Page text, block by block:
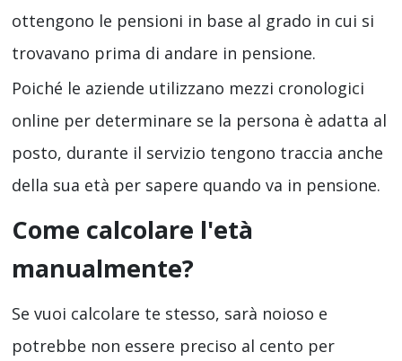
ottengono le pensioni in base al grado in cui si
trovavano prima di andare in pensione.
Poiché le aziende utilizzano mezzi cronologici
online per determinare se la persona è adatta al
posto, durante il servizio tengono traccia anche
della sua età per sapere quando va in pensione.
Come calcolare l'età
manualmente?
Se vuoi calcolare te stesso, sarà noioso e
potrebbe non essere preciso al cento per